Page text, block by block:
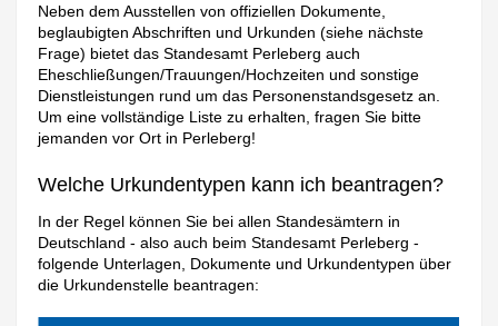
Neben dem Ausstellen von offiziellen Dokumente,
beglaubigten Abschriften und Urkunden (siehe nächste
Frage) bietet das Standesamt Perleberg auch
Eheschließungen/Trauungen/Hochzeiten und sonstige
Dienstleistungen rund um das Personenstandsgesetz an.
Um eine vollständige Liste zu erhalten, fragen Sie bitte
jemanden vor Ort in Perleberg!
Welche Urkundentypen kann ich beantragen?
In der Regel können Sie bei allen Standesämtern in
Deutschland - also auch beim Standesamt Perleberg -
folgende Unterlagen, Dokumente und Urkundentypen über
die Urkundenstelle beantragen: